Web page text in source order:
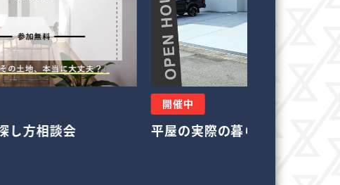
の実際の暮らし見学会 casa cube4×4 堺モ